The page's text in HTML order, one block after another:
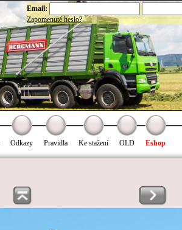
Email:
Zapomenuté heslo?
Odkazy Pravidla Ke stažení OLD Eshop